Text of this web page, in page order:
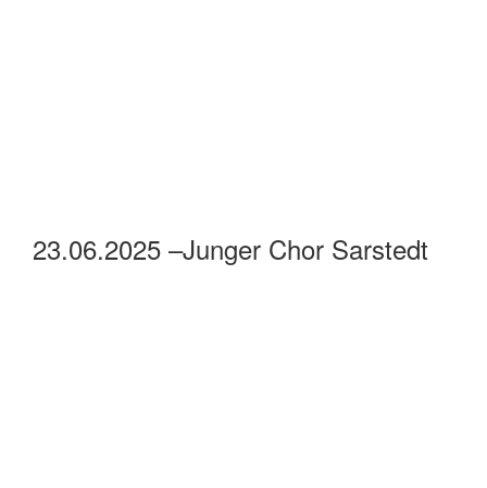
23.06.2025 –Junger Chor Sarstedt